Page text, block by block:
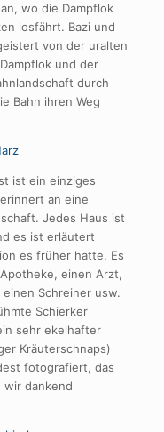
wo die Dampflok
losfährt. Bazi und
von der uralten
und der
durch
Bahn ihren Weg
ist ein einziges
an eine
Jedes Haus ist
es ist erläutert
es früher hatte. Es
einen Arzt,
Schreiner usw.
Schierker
sehr ekelhafter
Kräuterschnaps)
fotografiert, das
wir dankend